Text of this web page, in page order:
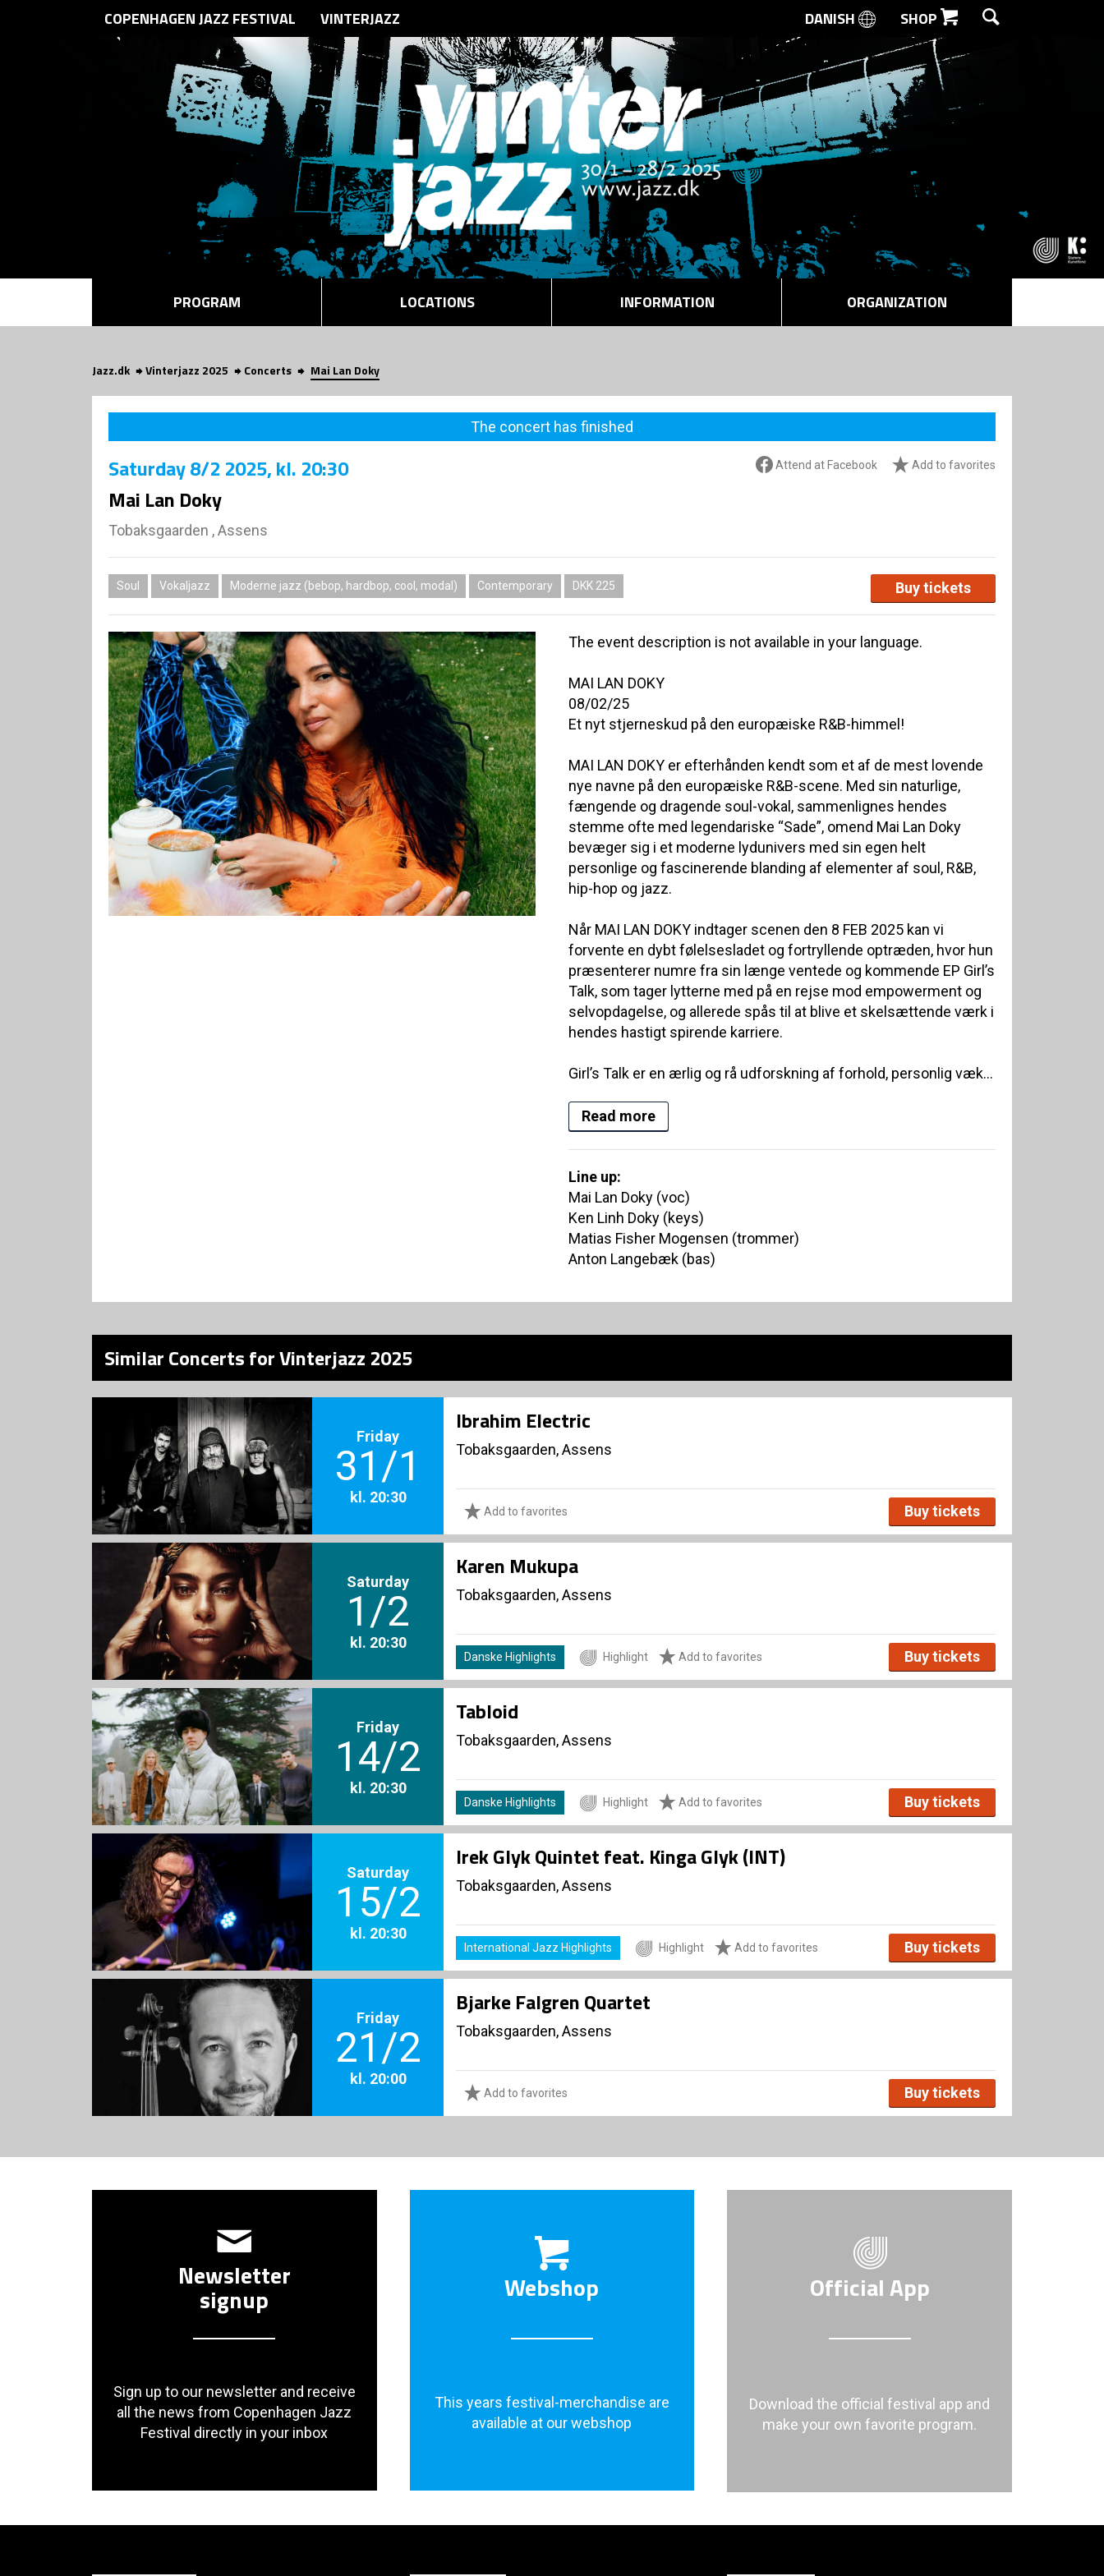
SEARCH
COPENHAGEN JAZZ FESTIVAL VINTERJAZZ DANISH SHOP
PROGRAM LOCATIONS INFORMATION ORGANIZATION
Jazz.dk Vinterjazz 2025 Concerts Mai Lan Doky
The concert has finished
Attend at Facebook Add to favorites
Saturday8/2 2025, kl. 20:30
Mai Lan Doky
Tobaksgaarden , Assens
Soul Vokaljazz Moderne jazz (bebop, hardbop, cool, modal) Contemporary DKK 225 Buy tickets
The event description is not available in your language.
MAI LAN DOKY
08/02/25
Et nyt stjerneskud på den europæiske R&B-himmel!
MAI LAN DOKY er efterhånden kendt som et af de mest lovende
nye navne på den europæiske R&B-scene. Med sin naturlige,
fængende og dragende soul-vokal, sammenlignes hendes
stemme ofte med legendariske “Sade”, omend Mai Lan Doky
bevæger sig i et moderne lydunivers med sin egen helt
personlige og fascinerende blanding af elementer af soul, R&B,
hip-hop og jazz.
Når MAI LAN DOKY indtager scenen den 8 FEB 2025 kan vi
forvente en dybt følelsesladet og fortryllende optræden, hvor hun
præsenterer numre fra sin længe ventede og kommende EP Girl’s
Talk, som tager lytterne med på en rejse mod empowerment og
selvopdagelse, og allerede spås til at blive et skelsættende værk i
hendes hastigt spirende karriere.
Girl’s Talk er en ærlig og rå udforskning af forhold, personlig væk...
Read more
Line up:
Mai Lan Doky (voc)
Ken Linh Doky (keys)
Matias Fisher Mogensen (trommer)
Anton Langebæk (bas)
Similar Concerts for Vinterjazz 2025
Friday
31/1
kl. 20:30
Ibrahim Electric
Tobaksgaarden, Assens
Add to favorites Buy tickets
Saturday
1/2
kl. 20:30
Karen Mukupa
Tobaksgaarden, Assens
Danske Highlights Highlight Add to favorites Buy tickets
Friday
14/2
kl. 20:30
Tabloid
Tobaksgaarden, Assens
Danske Highlights Highlight Add to favorites Buy tickets
Saturday
15/2
kl. 20:30
Irek Glyk Quintet feat. Kinga Glyk (INT)
Tobaksgaarden, Assens
International Jazz Highlights Highlight Add to favorites Buy tickets
Friday
21/2
kl. 20:00
Bjarke Falgren Quartet
Tobaksgaarden, Assens
Add to favorites Buy tickets
Newsletter
signup
Sign up to our newsletter and receive
all the news from Copenhagen Jazz
Festival directly in your inbox
Webshop
This years festival-merchandise are
available at our webshop
Official App
Download the official festival app and
make your own favorite program.